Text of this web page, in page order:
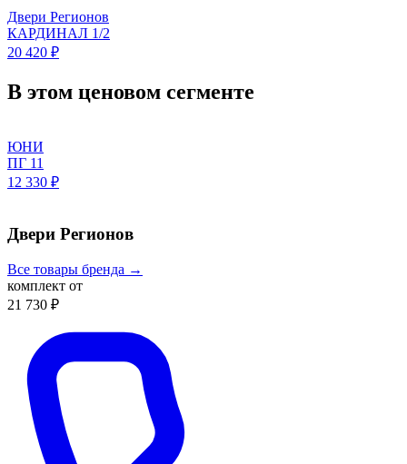
Двери Регионов
КАРДИНАЛ 1/2
20 420 ₽
В этом ценовом сегменте
ЮНИ
ПГ 11
12 330 ₽
Двери Регионов
Все товары бренда →
комплект от
21 730 ₽